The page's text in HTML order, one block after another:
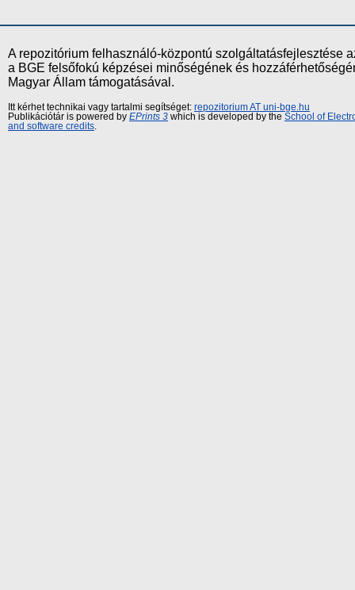
A repozitórium felhasználó-központú szolgáltatásfejlesztése
a BGE felsőfokú képzései minőségének és
Magyar Állam támogatásával.
Itt kérhet technikai vagy tartalmi segítséget: repozitorium AT uni-bge.hu
Publikációtár is powered by EPrints 3 which is developed by the School of
and software credits